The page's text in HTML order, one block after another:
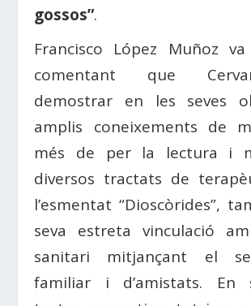
gossos”.
Francisco López Muñoz
comentant que
demostrar en les seves
amplis coneixements de
més de per la lectura i
diversos tractats de
l’esmentat “Dioscòrides”,
seva estreta vinculació
sanitari mitjançant el
familiar i d’amistats. En